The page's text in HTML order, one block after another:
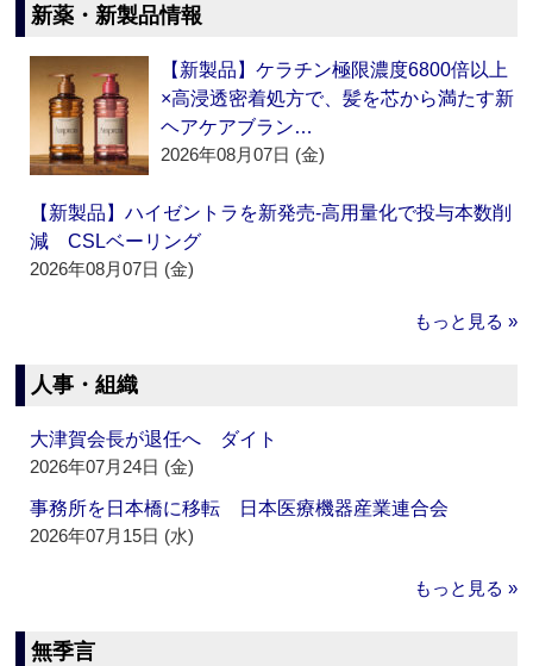
新薬・新製品情報
【新製品】ケラチン極限濃度6800倍以上
×高浸透密着処方で、髪を芯から満たす新
ヘアケアブラン…
2026年08月07日 (金)
【新製品】ハイゼントラを新発売‐高用量化で投与本数削
減 CSLベーリング
2026年08月07日 (金)
もっと見る »
人事・組織
大津賀会長が退任へ ダイト
2026年07月24日 (金)
事務所を日本橋に移転 日本医療機器産業連合会
2026年07月15日 (水)
もっと見る »
無季言